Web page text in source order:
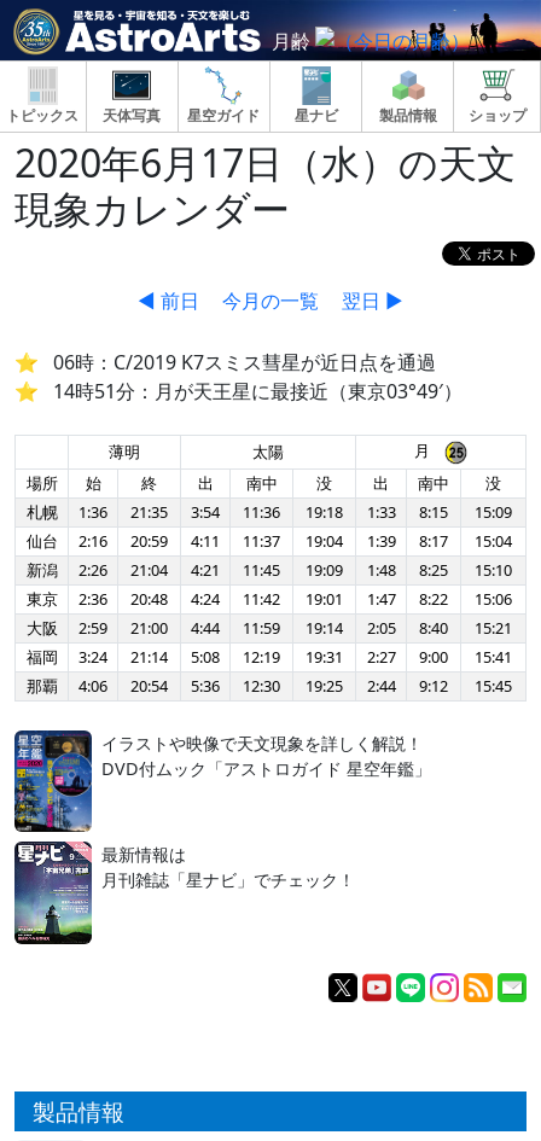
月齢
トピックス 天体写真 星空ガイド 星ナビ 製品情報 ショップ
2020年6月17日（水）の天文
現象カレンダー
◀ 前日 今月の一覧 翌日 ▶
06時：C/2019 K7スミス彗星が近日点を通過
14時51分：月が天王星に最接近（東京03°49′）
薄明 太陽
月
場所
始 終 出 南中 没 出 南中
没
札幌
1:36 21:35 3:54 11:36 19:18 1:33 8:15
15:09
仙台
2:16 20:59 4:11 11:37 19:04 1:39 8:17
15:04
新潟
2:26 21:04 4:21 11:45 19:09 1:48 8:25
15:10
東京
2:36 20:48 4:24 11:42 19:01 1:47 8:22
15:06
大阪
2:59 21:00 4:44 11:59 19:14 2:05 8:40
15:21
福岡
3:24 21:14 5:08 12:19 19:31 2:27 9:00
15:41
那覇
4:06 20:54 5:36 12:30 19:25 2:44 9:12 15:45
イラストや映像で天文現象を詳しく解説！
DVD付ムック「アストロガイド 星空年鑑」
最新情報は
月刊雑誌「星ナビ」でチェック！
製品情報